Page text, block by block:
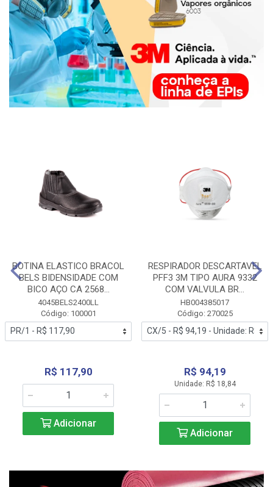
BOTINA ELASTICO BRACOL
BELS BIDENSIDADE COM
BICO AÇO CA 2568...
4045BELS2400LL
Código: 100001
R$ 117,90
Adicionar
RESPIRADOR DESCARTAVEL
PFF3 3M TIPO AURA 9332
COM VALVULA BR...
HB004385017
Código: 270025
R$ 94,19
Unidade: R$ 18,84
Adicionar